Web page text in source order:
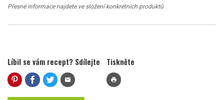
Přesné informace najdete ve složení konkrétních produktů
Líbil se vám recept? Sdílejte
mail
Tiskněte
print